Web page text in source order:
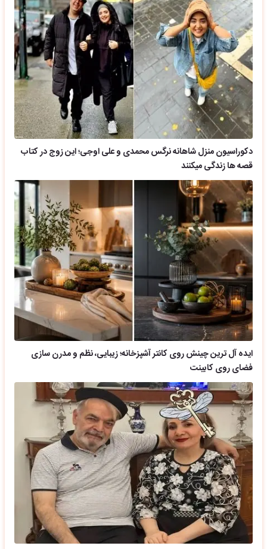
دکوراسیون منزل شاهانه نرگس محمدی و علی اوجی؛ این زوج در کتاب
قصه ها زندگی میکنند
ایده آل ترین چینش روی کانتر آشپزخانه؛ زیبایی، نظم و مدرن سازی
فضای روی کابینت